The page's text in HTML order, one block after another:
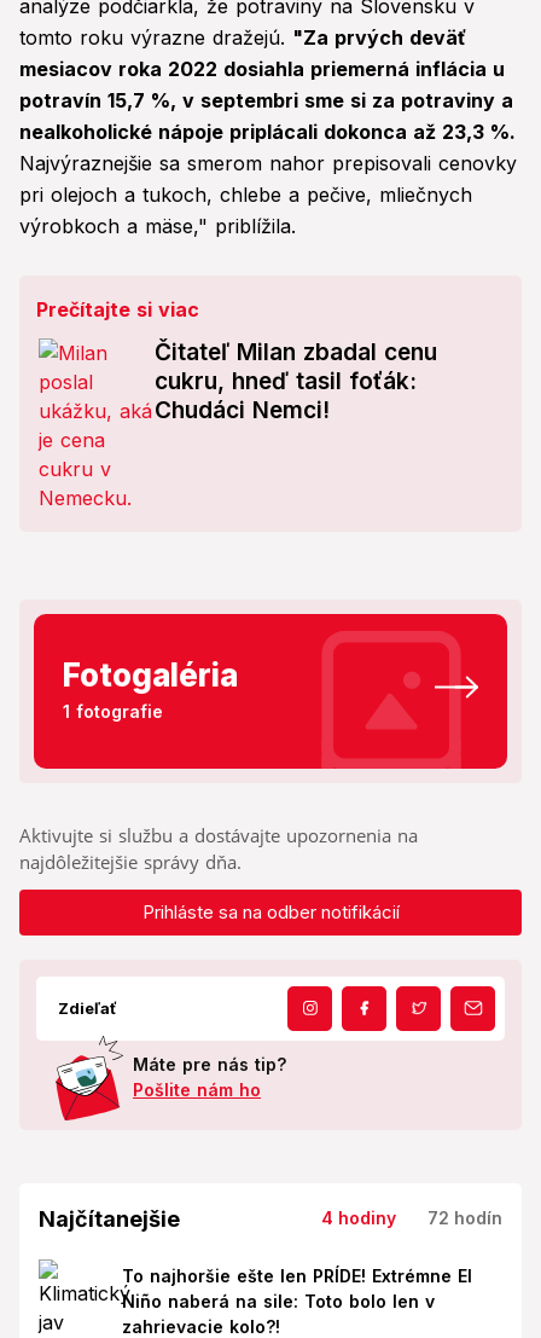
analýze podčiarkla, že potraviny na Slovensku v
tomto roku výrazne dražejú. "Za prvých deväť
mesiacov roka 2022 dosiahla priemerná inflácia u
potravín 15,7 %, v septembri sme si za potraviny a
nealkoholické nápoje priplácali dokonca až 23,3 %.
Najvýraznejšie sa smerom nahor prepisovali cenovky
pri olejoch a tukoch, chlebe a pečive, mliečnych
výrobkoch a mäse," priblížila.
Prečítajte si viac
Čitateľ Milan zbadal cenu
cukru, hneď tasil foťák:
Chudáci Nemci!
Fotogaléria
1 fotografie
Aktivujte si službu a dostávajte upozornenia na
najdôležitejšie správy dňa.
Prihláste sa na odber notifikácií
Zdieľať
Máte pre nás tip?
Pošlite nám ho
Najčítanejšie 4 hodiny 72 hodín
To najhoršie ešte len PRÍDE! Extrémne El
Niño naberá na sile: Toto bolo len v
zahrievacie kolo?!